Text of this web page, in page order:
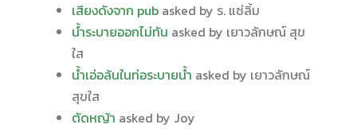
เสียงดังจาก pub asked by ร. แซ่ลิ้ม
น้ำระบายออกไม่ทัน asked by เยาวลักษณ์ สุข
ใส
น้ำเอ่อล้นในท่อระบายน้ำ asked by เยาวลักษณ์
สุขใส
ตัดหญ้า asked by Joy